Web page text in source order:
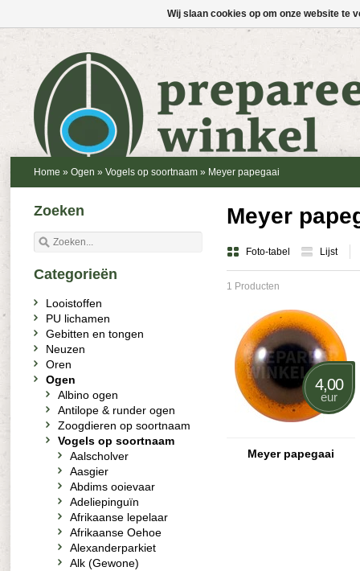
Home » Ogen » Vogels op soortnaam » Meyer papegaai
Meyer
Foto-tabel Lijst
1 Producten
4,00
eur
Meyer papegaai
Zoeken
Categorieën
Looistoffen
PU lichamen
Gebitten en tongen
Neuzen
Oren
Ogen
Albino ogen
Antilope & runder ogen
Zoogdieren op soortnaam
Vogels op soortnaam
Aalscholver
Aasgier
Abdims ooievaar
Adeliepinguïn
Afrikaanse lepelaar
Afrikaanse Oehoe
Alexanderparkiet
Alk (Gewone)
Wij slaan cookies op om onze website te